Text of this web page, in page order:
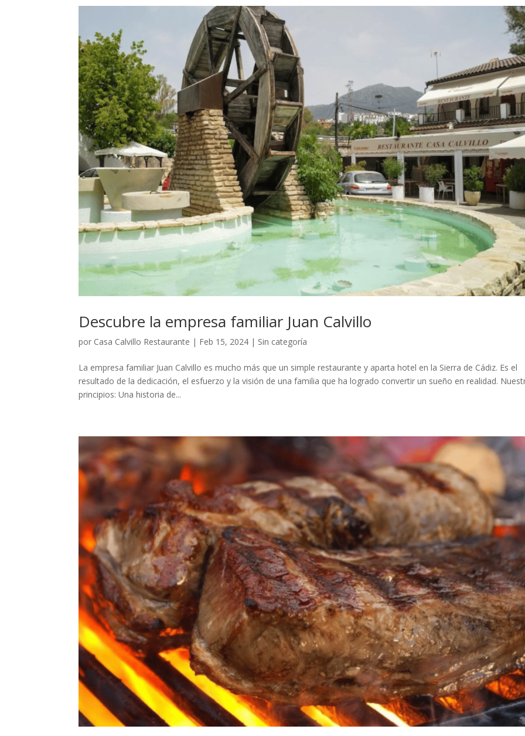
Descubre la empresa familiar Juan Calvillo
por Casa Calvillo Restaurante | Feb 15, 2024 | Sin categoría
La empresa familiar Juan Calvillo es mucho más que un simple restaurante y aparta hotel en la Sierra de Cádiz. Es el
resultado de la dedicación, el esfuerzo y la visión de una familia que ha logrado convertir un sueño en realidad.
principios: Una historia de...